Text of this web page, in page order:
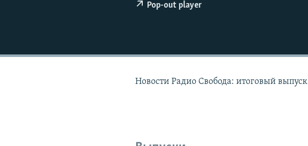
Pop-out player
Новости Радио Свобода: итоговый выпуск